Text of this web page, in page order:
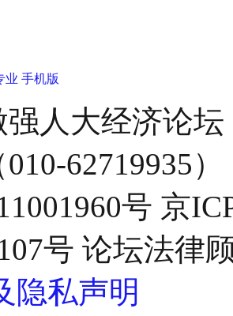
业 手机版
强人大经济论
62719935）
号 京
号 论坛法律
隐私声明